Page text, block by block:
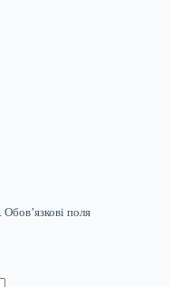
Обов’язкові поля